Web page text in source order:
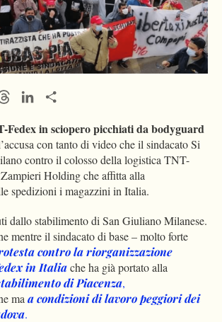
ThreadsLinkedIn
Fedex in sciopero picchiati da bodyguard
con tanto di video che il sindacato Si
contro il colosso della logistica TNT-
Holding che affitta alla
spedizioni i magazzini in Italia.
dallo stabilimento di San Giuliano Milanese.
mentre il sindacato di base – molto forte
contro la riorganizzazione
in Italiache ha già portato alla
di Piacenza,
ma a condizioni di lavoro peggiori dei
.